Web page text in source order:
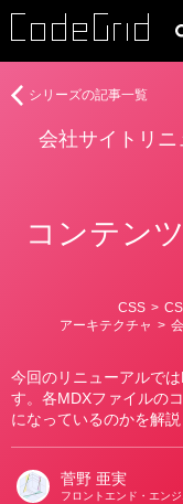
会社サイトリ
コンテン
今回のリニューアルで
す。各MDXファイルの
になっているのかを解説
テ
ー
CSS >
アーキテクチャ >
者
菅野 亜実
フロントエンド・エンジ
会
サ
検
と
実
シリーズの記事一覧